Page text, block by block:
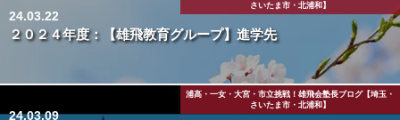
さいたま市・北浦和】
24.03.22
２０２４年度：【雄飛教育グループ】進学先
浦高・一女・大宮・市立挑戦！雄飛会塾長ブログ【埼玉・
さいたま市・北浦和】
24.03.09